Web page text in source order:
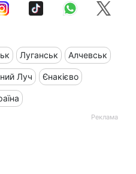
Луганськ Алчевськ
Луч Єнакієво